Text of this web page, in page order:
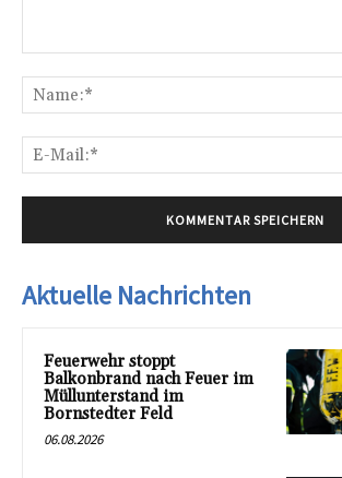
Aktuelle Nachrichten
Feuerwehr stoppt
Balkonbrand nach Feuer im
Müllunterstand im
Bornstedter Feld
06.08.2026